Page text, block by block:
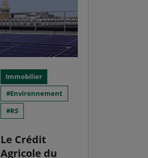
Immobilier
Environnement
RS
Le Crédit
Agricole du